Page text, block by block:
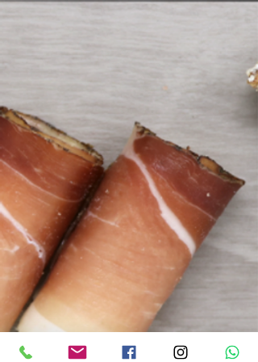
Informativa sulla raccolta
Le tue preferenze
relative alla privacy